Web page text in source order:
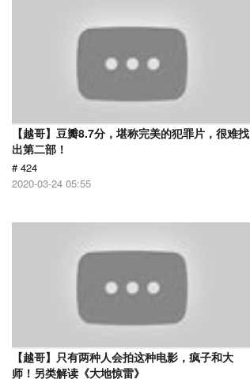
【越哥】豆瓣8.7分，堪称完美的犯罪片，很难找
出第二部！
# 424
2020-03-24 05:55
【越哥】只有两种人会拍这种电影，疯子和大
师！另类解读《大地惊雷》